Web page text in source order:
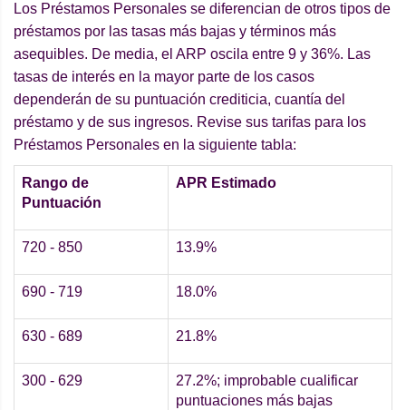
Los Préstamos Personales se diferencian de otros tipos de
préstamos por las tasas más bajas y términos más
asequibles. De media, el ARP oscila entre 9 y 36%. Las
tasas de interés en la mayor parte de los casos
dependerán de su puntuación crediticia, cuantía del
préstamo y de sus ingresos. Revise sus tarifas para los
Préstamos Personales en la siguiente tabla:
Rango de
Puntuación
APR Estimado
720 - 850 13.9%
690 - 719 18.0%
630 - 689 21.8%
300 - 629
27.2%; improbable cualificar
puntuaciones más bajas